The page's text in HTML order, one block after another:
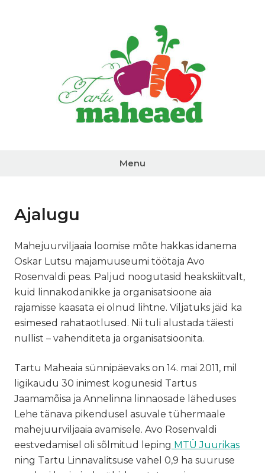
Menu
Ajalugu
Mahejuurviljaaia loomise mõte hakkas idanema
Oskar Lutsu majamuuseumi töötaja Avo
Rosenvaldi peas. Paljud noogutasid heakskiitvalt,
kuid linnakodanikke ja organisatsioone aia
rajamisse kaasata ei olnud lihtne. Viljatuks jäid ka
esimesed rahataotlused. Nii tuli alustada täiesti
nullist – vahenditeta ja organisatsioonita.
Tartu Maheaia sünnipäevaks on 14. mai 2011, mil
ligikaudu 30 inimest kogunesid Tartus
Jaamamõisa ja Annelinna linnaosade läheduses
Lehe tänava pikendusel asuvale tühermaale
mahejuurviljaaia avamisele. Avo Rosenvaldi
eestvedamisel oli sõlmitud leping MTÜ Juurikas
ning Tartu Linnavalitsuse vahel 0,9 ha suuruse